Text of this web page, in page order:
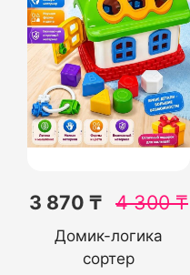
3 870 ₸ 4 300₸
Домик-логика
сортер